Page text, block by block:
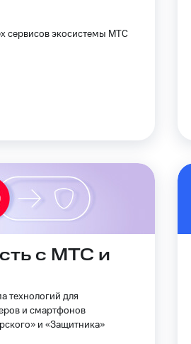
сервисов экосистемы МТС
с МТС и
технологий для
и смартфонов
и «Защитника»